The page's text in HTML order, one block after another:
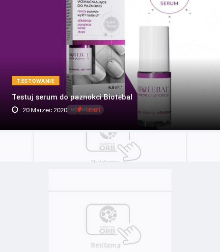
TESTOWANIE
Testuj serum do paznokci Biotebal
20 Marzec 2020 4381